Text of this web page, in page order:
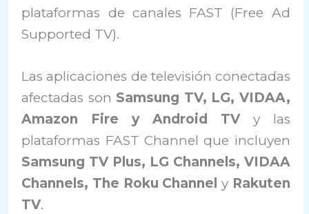
plataformas de canales FAST (Free Ad
Supported TV).
Las aplicaciones de televisión conectadas
afectadas son Samsung TV, LG, VIDAA,
Amazon Fire y Android TVy las
plataformas FAST Channel que incluyen
Samsung TV Plus, LG Channels, VIDAA
Channels, The Roku Channel y Rakuten
TV.